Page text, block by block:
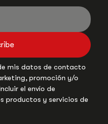
mis datos de contacto
promoción y/o
el envío de
productos y servicios de